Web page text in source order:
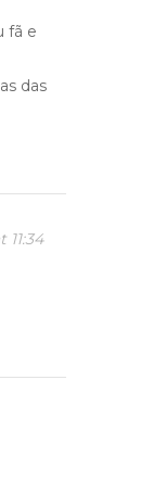
fã e
das
11:34